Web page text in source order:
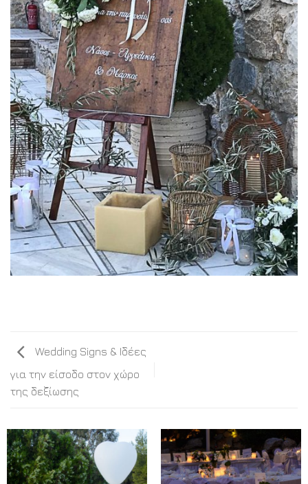
Wedding Signs & Ιδέες
για την είσοδο στον χώρο
της δεξίωσης